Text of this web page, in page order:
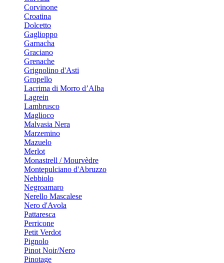
Corvinone
Croatina
Dolcetto
Gaglioppo
Garnacha
Graciano
Grenache
Grignolino d'Asti
Gropello
Lacrima di Morro d’Alba
Lagrein
Lambrusco
Maglioco
Malvasia Nera
Marzemino
Mazuelo
Merlot
Monastrell / Mourvèdre
Montepulciano d'Abruzzo
Nebbiolo
Negroamaro
Nerello Mascalese
Nero d'Avola
Pattaresca
Perricone
Petit Verdot
Pignolo
Pinot Noir/Nero
Pinotage